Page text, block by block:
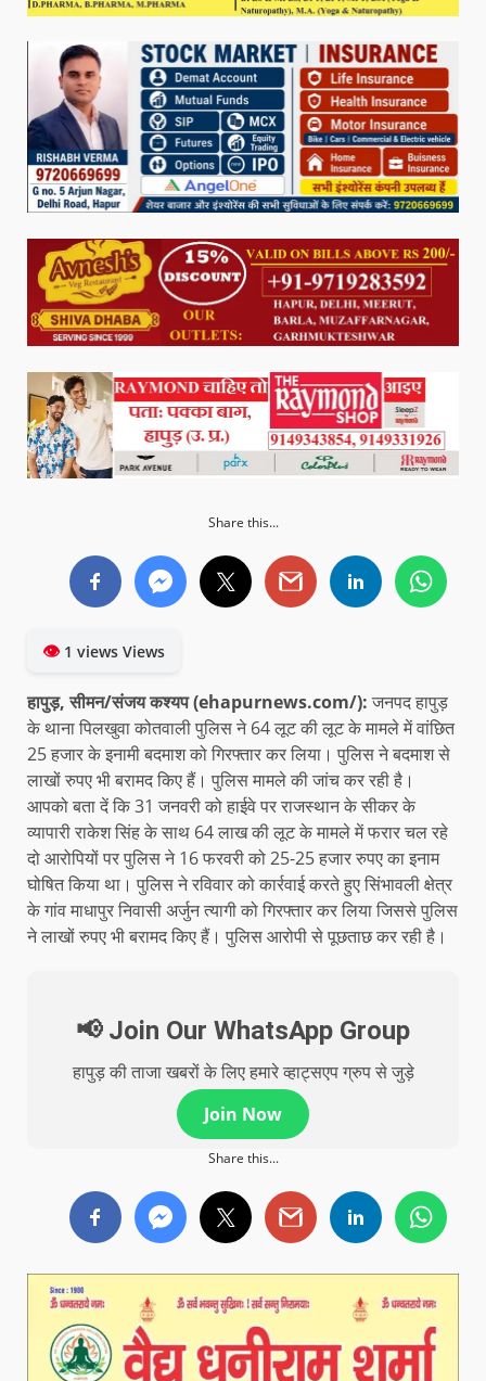
Share this...
👁1 views Views
हापुड़, सीमन/संजय कश्यप (ehapurnews.com/): जनपद हापुड़
के थाना पिलखुवा कोतवाली पुलिस ने 64 लूट की लूट के मामले में वांछित
25 हजार के इनामी बदमाश को गिरफ्तार कर लिया। पुलिस ने बदमाश से
लाखों रुपए भी बरामद किए हैं। पुलिस मामले की जांच कर रही है।
आपको बता दें कि 31 जनवरी को हाईवे पर राजस्थान के सीकर के
व्यापारी राकेश सिंह के साथ 64 लाख की लूट के मामले में फरार चल रहे
दो आरोपियों पर पुलिस ने 16 फरवरी को 25-25 हजार रुपए का इनाम
घोषित किया था। पुलिस ने रविवार को कार्रवाई करते हुए सिंभावली क्षेत्र
के गांव माधापुर निवासी अर्जुन त्यागी को गिरफ्तार कर लिया जिससे पुलिस
ने लाखों रुपए भी बरामद किए हैं। पुलिस आरोपी से पूछताछ कर रही है।
📢 Join Our WhatsApp Group
हापुड़ की ताजा खबरों के लिए हमारे व्हाट्सएप ग्रुप से जुड़े
Join Now
Share this...